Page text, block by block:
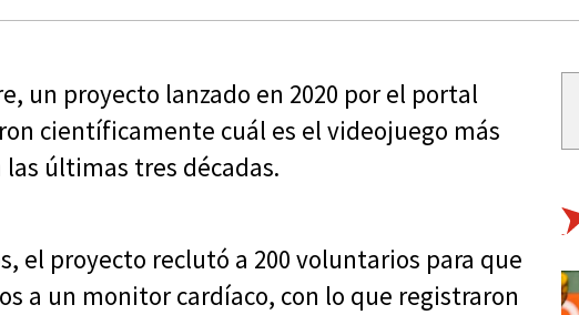
un proyecto lanzado en 2020 por el portal
científicamente cuál es el videojuego más
últimas tres décadas.
el proyecto reclutó a 200 voluntarios para que
a un monitor cardíaco, con lo que registraron